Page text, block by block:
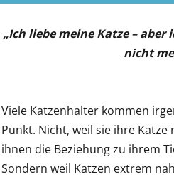
„Ich liebe meine Katze –
nicht
Viele Katzenhalter kommen
Punkt. Nicht, weil sie ihre
ihnen die Beziehung zu ihrem
Sondern weil Katzen extrem